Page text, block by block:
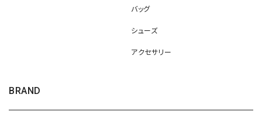
バッグ
シューズ
アクセサリー
BRAND